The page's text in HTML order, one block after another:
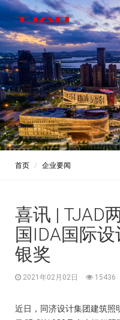
首页 企业要闻
喜讯 | TJAD
国IDA国际
银奖
2021年02月02日 15436
近日，同济设计集团建筑照